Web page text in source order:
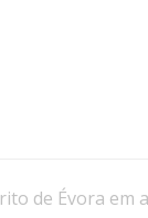
de Évora em